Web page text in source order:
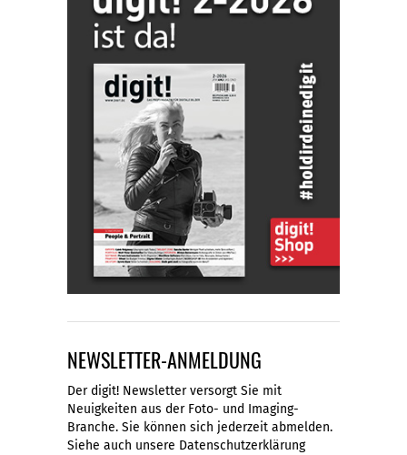
NEWSLETTER-ANMELDUNG
Der digit! Newsletter versorgt Sie mit
Neuigkeiten aus der Foto- und Imaging-
Branche. Sie können sich jederzeit abmelden.
Siehe auch unsere Datenschutzerklärung